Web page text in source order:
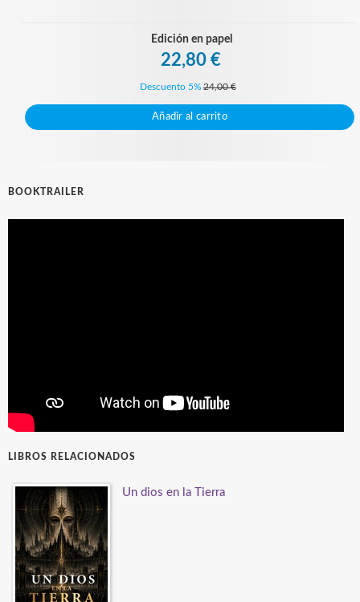
Edición en papel
22,80 €
Descuento 5% 24,00 €
Añadir al carrito
BOOKTRAILER
LIBROS RELACIONADOS
Un dios en la Tierra